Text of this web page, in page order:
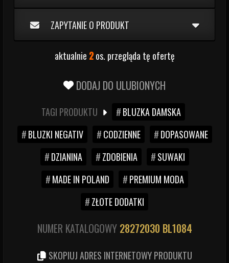
ZAPYTANIE O PRODUKT
aktualnie 2os. przegląda tę ofertę
DODAJ DO ULUBIONYCH
TAGI PRODUKTU
BLUZKA DAMSKA
BLUZKI NEGATIV
CODZIENNE
DOPASOWANE
DZIANINA
ZDOBIENIA
SUWAKI
MADE IN POLAND
PREMIUM MODA
ZŁOTE DODATKI
NUMER KATALOGOWY 28272030 BL1084
SKOPIUJ ADRES INTERNETOWY PRODUKTU